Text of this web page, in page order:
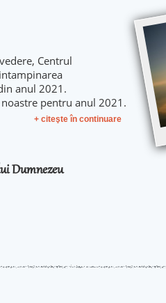
Centrul
anul 2021.
pentru anul 2021.
+ citeşte în continuare
Dumnezeu